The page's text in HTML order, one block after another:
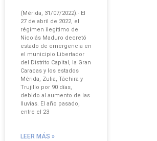
(Mérida, 31/07/2022).- El
27 de abril de 2022, el
régimen ilegítimo de
Nicolás Maduro decretó
estado de emergencia en
el municipio Libertador
del Distrito Capital, la Gran
Caracas y los estados
Mérida, Zulia, Táchira y
Trujillo por 90 días,
debido al aumento de las
lluvias. El año pasado,
entre el 23
LEER MÁS »